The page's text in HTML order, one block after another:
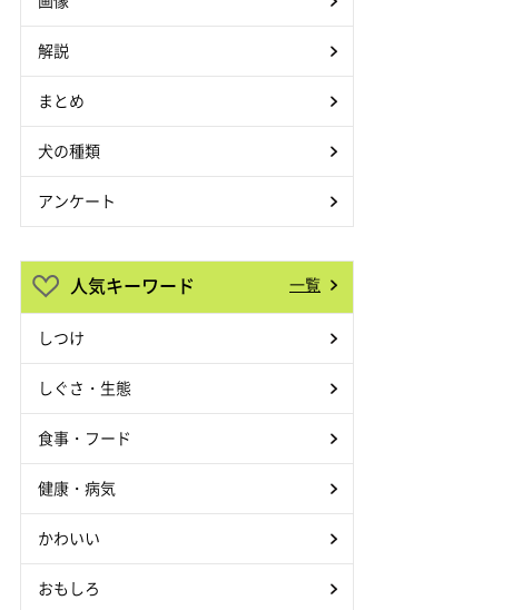
解説
まとめ
犬の種類
アンケート
人気キーワード 一覧
しつけ
しぐさ・生態
食事・フード
健康・病気
かわいい
おもしろ